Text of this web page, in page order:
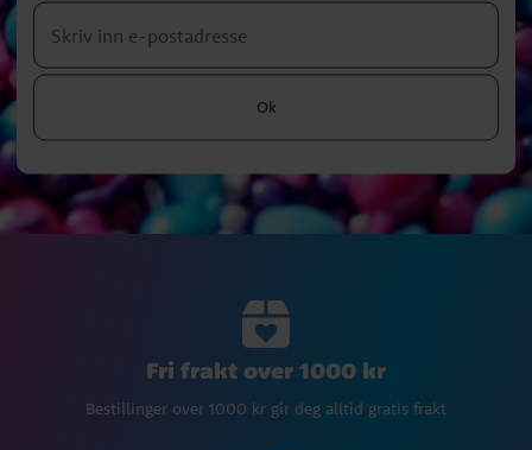
Ok
Fri frakt over 1000 kr
Bestillinger over 1000 kr gir deg alltid gratis frakt